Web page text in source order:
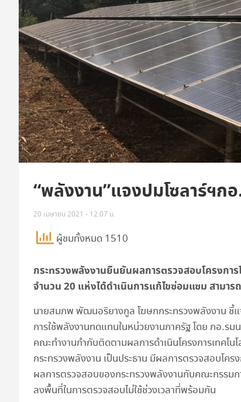
“พลังงาน”แจงปมโซลาร์ฯ
20 เมษายน 2021 - 12:07 น.
ผู้ชมทั้งหมด 1510
กระทรวงพลังงานยืนยันผลการตรวจสอบโครงการ
จำนวน 20 แห่งได้ดำเนินการแก้ไขซ่อมแซม สามา
นายสมภพ พัฒนอริยางกูล โฆษกกระทรวงพลังงาน ชี้แ
การใช้พลังงานทดแทนในหน่วยงานภาครัฐ โดย กอ.
คณะทำงานกำกับติดตามผลการดำเนินโครงการเทคโ
กระทรวงพลังงาน เป็นประธาน มีผลการตรวจสอบโค
ผลการตรวจสอบของกระทรวงพลังงานกับคณะกรรมก
ลงพื้นที่ในการตรวจสอบไม่ใช้ช่วงเวลาที่พร้อมกัน